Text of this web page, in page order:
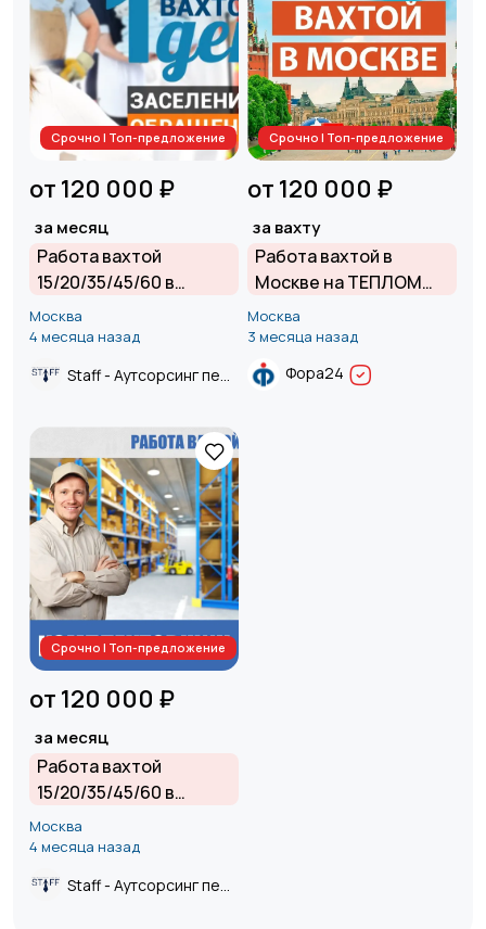
Срочно | Топ-предложение
от 120 000 ₽
за месяц
Работа вахтой
15/20/35/45/60 в
Москве и Московской
области от прямого
Москва
4 месяца назад
Срочно | Топ-предложение
от 120 000 ₽
за вахту
Работа вахтой в
Москве на ТЕПЛОМ
складе | Проживание и
питание БЕСПЛАТНО |
З/П от 120 000 руб.
Москва
3 месяца назад
Фора24
Срочно | Топ-предложение
от 120 000 ₽
за месяц
Работа вахтой
15/20/35/45/60 в
Москве и Московской
области от прямого
Москва
4 месяца назад